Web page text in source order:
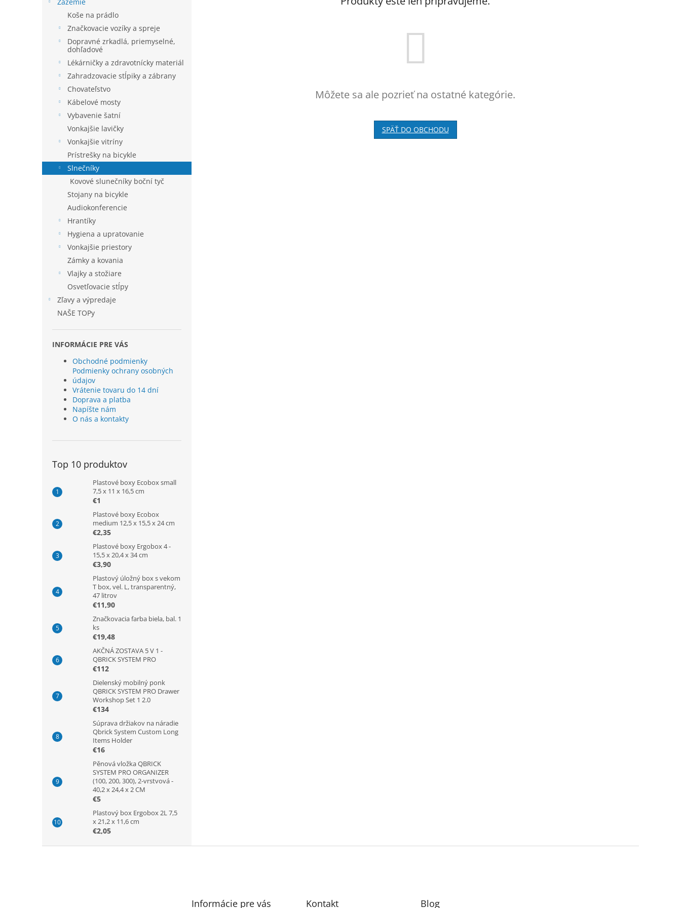
Koše na prádlo
Značkovacie vozíky a spreje
Dopravné zrkadlá, priemyselné,
dohľadové
Lékárničky a zdravotnícky materiál
Zahradzovacie stĺpiky a zábrany
Chovateľstvo
Kábelové mosty
Vybavenie šatní
Vonkajšie lavičky
Vonkajšie vitríny
Prístrešky na bicykle
Slnečníky
Kovové slunečníky boční tyč
Stojany na bicykle
Audiokonferencie
Hrantíky
Hygiena a upratovanie
Vonkajšie priestory
Zámky a kovania
Vlajky a stožiare
Osvetľovacie stĺpy
Zľavy a výpredaje
NAŠE TOPy
INFORMÁCIE PRE VÁS
Obchodné podmienky
Podmienky ochrany osobných
údajov
Vrátenie tovaru do 14 dní
Doprava a platba
Napíšte nám
O nás a kontakty
Top 10 produktov
Plastové boxy Ecobox small
7,5 x 11 x 16,5 cm
€1
Plastové boxy Ecobox
medium 12,5 x 15,5 x 24 cm
€2,35
Plastové boxy Ergobox 4 -
15,5 x 20,4 x 34 cm
€3,90
Plastový úložný box s vekom
T box, vel. L, transparentný,
47 litrov
€11,90
Značkovacia farba biela, bal. 1
ks
€19,48
AKČNÁ ZOSTAVA 5 V 1 -
QBRICK SYSTEM PRO
€112
Dielenský mobilný ponk
QBRICK SYSTEM PRO Drawer
Workshop Set 1 2.0
€134
Súprava držiakov na náradie
Qbrick System Custom Long
Items Holder
€16
Pěnová vložka QBRICK
SYSTEM PRO ORGANIZER
(100, 200, 300), 2-vrstvová -
40,2 x 24,4 x 2 CM
€5
Plastový box Ergobox 2L 7,5
x 21,2 x 11,6 cm
€2,05
Môžete sa ale pozrieť na ostatné kategórie.
SPÄŤ DO OBCHODU
Informácie pre vás Kontakt Blog